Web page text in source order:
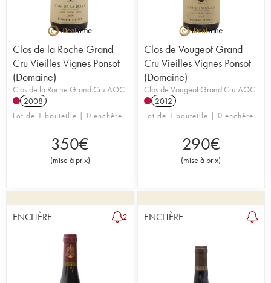
Clos de la Roche Grand
Cru Vieilles Vignes Ponsot
(Domaine)
Clos de la Roche Grand Cru AOC
2008
Lot de 1 bouteille | 0 enchère
350€
(mise à prix)
Clos de Vougeot Grand
Cru Vieilles Vignes Ponsot
(Domaine)
Clos de Vougeot Grand Cru AOC
2012
Lot de 1 bouteille | 0 enchère
290€
(mise à prix)
ENCHÈRE 2 ENCHÈRE